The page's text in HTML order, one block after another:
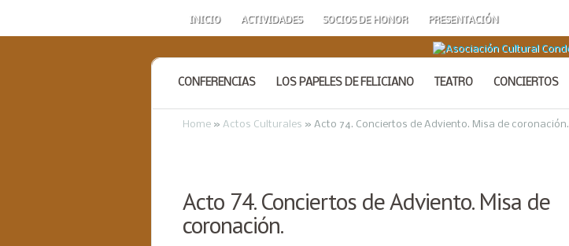
INICIO ACTIVIDADES SOCIOS DE HONOR PRESENTACIÓN
CONFERENCIAS LOS PAPELES DE FELICIANO TEATRO CONCIERTOS
Home » Actos Culturales » Acto 74. Conciertos de Adviento. Misa de coronación.
Acto 74. Conciertos de Adviento. Misa de
coronación.